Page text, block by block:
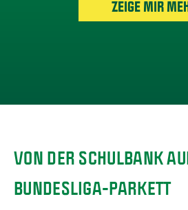
ZEIGE MIR
VON DER SCHULBANK
BUNDESLIGA-PARKETT